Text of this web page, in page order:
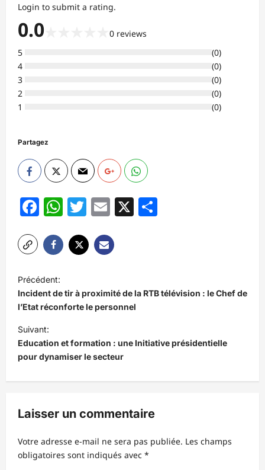
Login to submit a rating.
0.0 0 reviews
5
(0)
4
(0)
3
(0)
2
(0)
1
(0)
Partagez
Facebook
WhatsApp
Twitter
Email
X
N
a
v
i
g
a
t
o
n
d
Précédent:
Incident de tir à proximité de la RTB télévision : le Chef de
l’Etat réconforte le personnel
Suivant:
Education et formation : une Initiative présidentielle
pour dynamiser le secteur
Laisser un commentaire
Votre adresse e-mail ne sera pas publiée. Les champs
obligatoires sont indiqués avec *